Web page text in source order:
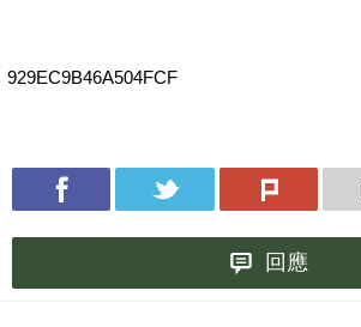
929EC9B46A504FCF
回應